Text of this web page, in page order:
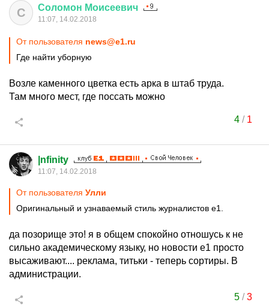
С Соломон Моисеевич
11:07, 14.02.2018
От пользователя news@e1.ru
Где найти уборную
Возле каменного цветка есть арка в штаб труда.
Там много мест, где поссать можно
4/ 1
|nfinity
11:07, 14.02.2018
От пользователя Улли
Оригинальный и узнаваемый стиль журналистов е1.
да позорище это! я в общем спокойно отношусь к не
сильно академическому языку, но новости е1 просто
высаживают.... реклама, титьки - теперь сортиры. В
администрации.
5/3